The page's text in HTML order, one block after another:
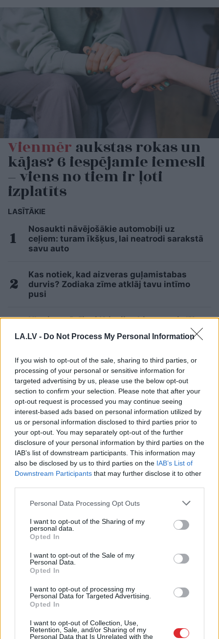
LA.LV - Do Not Process My Personal Information
If you wish to opt-out of the sale, sharing to third parties, or
processing of your personal or sensitive information for
targeted advertising by us, please use the below opt-out
section to confirm your selection. Please note that after your
opt-out request is processed you may continue seeing
interest-based ads based on personal information utilized by
us or personal information disclosed to third parties prior to
your opt-out. You may separately opt-out of the further
disclosure of your personal information by third parties on the
IAB’s list of downstream participants. This information may
also be disclosed by us to third parties on the IAB’s List of
Downstream Participants that may further disclose it to other
Please note that this website/app uses one or more Google
not limited to your visit or usage behaviour. You may click to
grant or deny consent to Google and its third-party tags to
use your data for below specified purposes in below Google
consent section.
Personal Data Processing Opt Outs
I want to opt-out of the Sharing of my
personal data.
Opted In
I want to opt-out of the Sale of my
Personal Data.
Opted In
I want to opt-out of processing my
Personal Data for Targeted Advertising.
Opted In
I want to opt-out of Collection, Use,
Retention, Sale, and/or Sharing of my
Personal Data that Is Unrelated with the
Vienmēraukstas rokas un
kājas? 6 iespējamie iemesli
– viens no tiem ir ļoti
izplatīts
LASĪTĀKIE
Nosaukti nāvējošākie automobiļi uz
ceļiem: turam īkšķus, lai neatrodi sarakstā
savu auto
Kas notiek, kad aizveras guļamistabas
durvis? Zodiaka zīme atklāj tavu intīmo
pusi
Ukraina trāpījusi Krievijas biznesa sirdī?
sadegušām noliktavām
“Izlīda ārā velniņš” – Kulbergam sanācis
visai neveikls kašķis ar žurnālistu Ivo
Leitānu
Devās pārgājienā, bet no tā neatgriezās…
Atklājas jaunas detaļas par Klāsa Vāveres
pēdējām dzīves dienām
Lasīt citas ziņas
Sadarbības projekts